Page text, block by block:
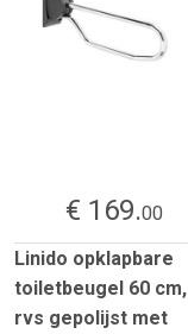
€ 169.00
Linido opklapbare
toiletbeugel 60 cm,
rvs gepolijst met